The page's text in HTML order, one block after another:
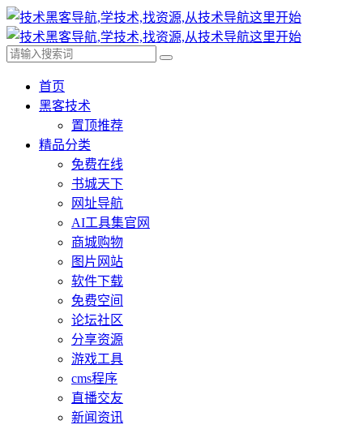
首页
黑客技术
置顶推荐
精品分类
免费在线
书城天下
网址导航
AI工具集官网
商城购物
图片网站
软件下载
免费空间
论坛社区
分享资源
游戏工具
cms程序
直播交友
新闻资讯